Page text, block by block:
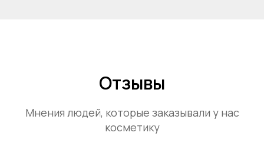
Отзывы
Мнения людей, которые заказывали у нас
косметику